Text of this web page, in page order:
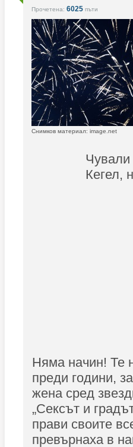
Прочетена: 6025 пъти
Снимков материал: image.net
Чували
Кегел,
Няма начин! Те
преди години,
жена сред
„Сексът и
прави своите
превърнаха в